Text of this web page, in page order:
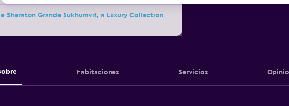
Sheraton Grande Sukhumvit, a Luxury Collection
Habitaciones Servicios